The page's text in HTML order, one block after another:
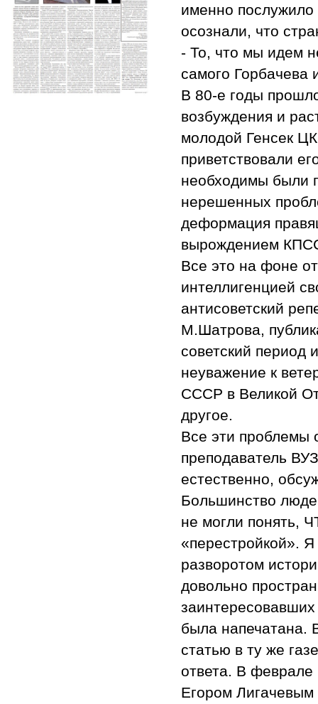
именно послужило
осознали, что
- То, что мы идем
самого Горбачева
В 80-е годы
возбуждения и
молодой Генсек
приветствовали
необходимы были
нерешенных
деформация
вырождением
Все это на фоне
интеллигенцией
антисоветский
М.Шатрова,
советский
неуважение к
СССР в Великой
другое.
Все эти проблемы
преподаватель
естественно,
Большинство
не могли понять,
«перестройкой».
разворотом
довольно
заинтересовавших
была напечатана.
статью в ту же
ответа. В
Егором